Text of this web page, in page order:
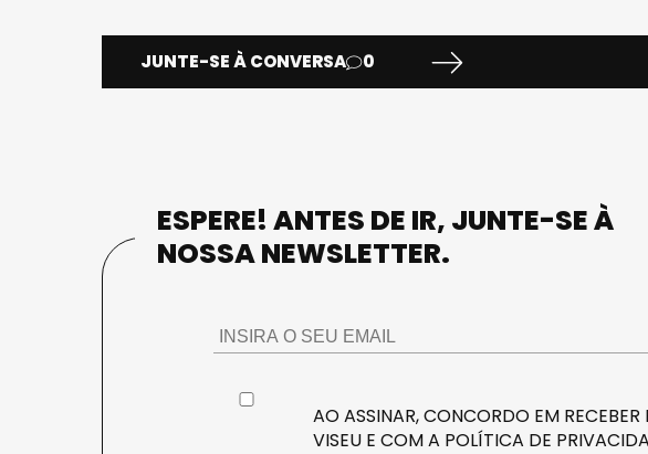
JUNTE-SE À CONVERSA 0
ESPERE! ANTES DE IR, JUNTE-SE À
NOSSA NEWSLETTER.
AO ASSINAR, CONCORDO EM
VISEU E COM A POLÍTICA DE